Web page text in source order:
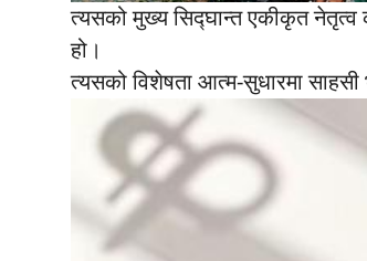
त्यसको मुख्य सिद्घान्त एकीकृत नेतृत्व
हो।
त्यसको विशेषता आत्म-सुधारमा साहसी